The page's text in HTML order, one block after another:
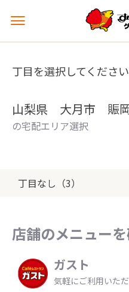
メ
ュ
を
丁目を選択してください
山梨県 大月市 賑岡
の宅配エリア選択
丁目なし（3）
店舗のメニュー
ガスト
気軽にご利用いた